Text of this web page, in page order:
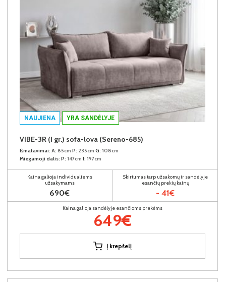
NAUJIENA YRA SANDĖLYJE
VIBE-3R (I gr.) sofa-lova (Sereno-685)
Išmatavimai: A: 85cm P: 235cm G: 108cm
Miegamoji dalis: P: 147cm I: 197cm
Kaina galioja individualiems
užsakymams
690€
Skirtumas tarp užsakomų ir sandėlyje
esančių prekių kainų
- 41€
Kaina galioja sandėlyje esančioms prekėms
649€
Į krepšelį